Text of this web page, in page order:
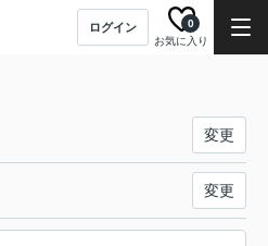
ログイン
お気に入り
0
変更
変更